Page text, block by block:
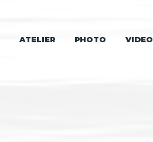
ATELIER PHOTO VIDEO